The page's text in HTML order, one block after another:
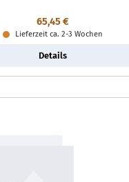
Regulärer Preis:
65,45 €
Lieferzeit ca. 2-3 Wochen
Details